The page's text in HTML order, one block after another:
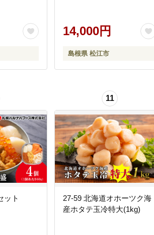
牡蠣 冷凍
凍牡蠣 か
身 牡蠣
14,000円
島根県 松江市
ット
11
27-59 北海道オホーツク海
産ホタテ玉冷特大(1kg)